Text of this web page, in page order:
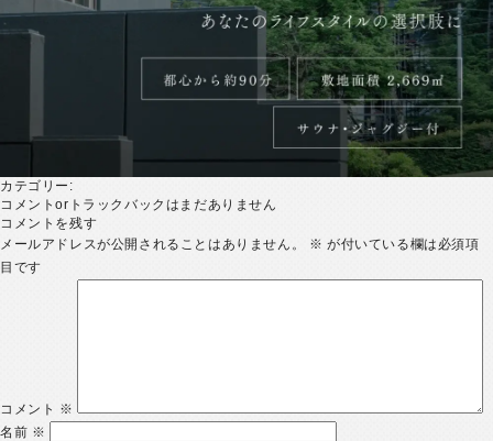
カテゴリー:
コメントorトラックバックはまだありません
コメントを残す
メールアドレスが公開されることはありません。
※ が付いている欄は必須項
目です
コメント ※
名前 ※